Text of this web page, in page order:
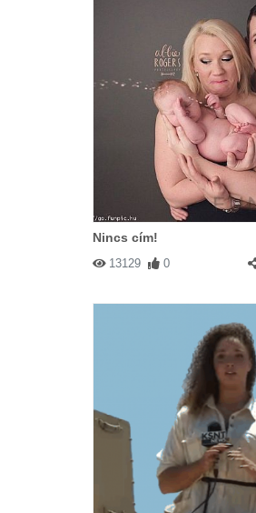
Nincs cím!
13129 0